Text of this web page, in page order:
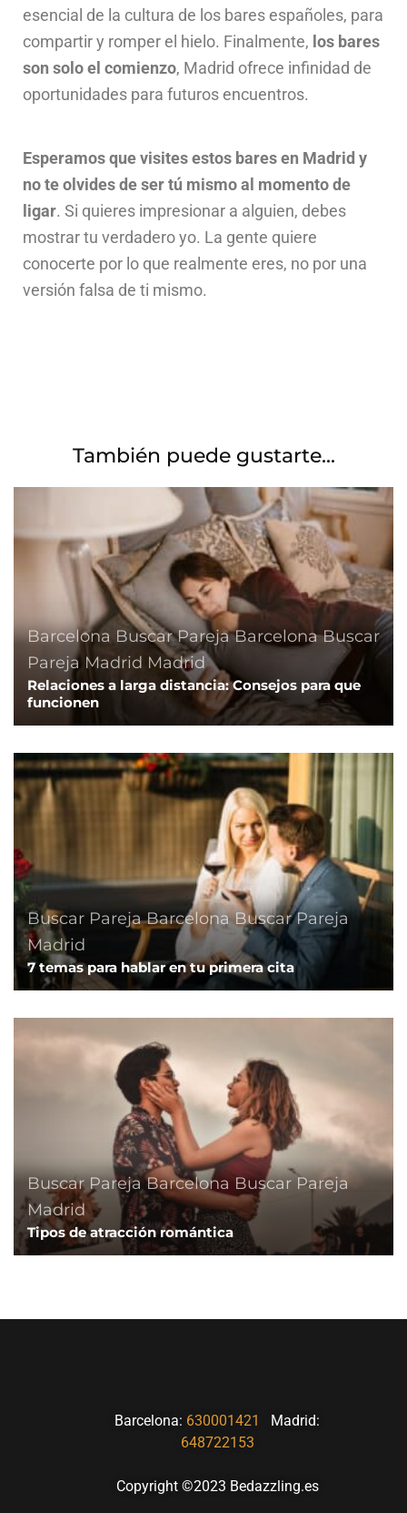
esencial de la cultura de los bares españoles, para
compartir y romper el hielo. Finalmente, los bares
son solo el comienzo, Madrid ofrece infinidad de
oportunidades para futuros encuentros.
Esperamos que visites estos bares en Madrid y
no te olvides de ser tú mismo al momento de
ligar. Si quieres impresionar a alguien, debes
mostrar tu verdadero yo. La gente quiere
conocerte por lo que realmente eres, no por una
versión falsa de ti mismo.
También puede gustarte...
Barcelona Buscar Pareja Barcelona Buscar
Pareja Madrid Madrid
Relaciones a larga distancia: Consejos para que
funcionen
Buscar Pareja Barcelona Buscar Pareja
Madrid
7 temas para hablar en tu primera cita
Buscar Pareja Barcelona Buscar Pareja
Madrid
Tipos de atracción romántica
Barcelona: 630001421
Madrid:
648722153
Copyright ©2023 Bedazzling.es